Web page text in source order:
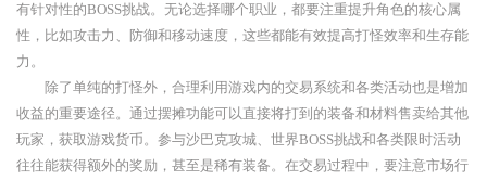
有针对性的BOSS挑战。无论选择哪个职业，都要注重提升角色的核心属
性，比如攻击力、防御和移动速度，这些都能有效提高打怪效率和生存能
力。
除了单纯的打怪外，合理利用游戏内的交易系统和各类活动也是增加
收益的重要途径。通过摆摊功能可以直接将打到的装备和材料售卖给其他
玩家，获取游戏货币。参与沙巴克攻城、世界BOSS挑战和各类限时活动
往往能获得额外的奖励，甚至是稀有装备。在交易过程中，要注意市场行